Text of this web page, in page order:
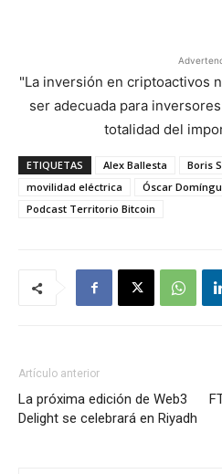
"La inversión en criptoactivos
ser adecuada para
totalidad del
ETIQUETAS Alex Ballesta Boris
movilidad eléctrica
Óscar
Podcast Territorio Bitcoin
Artículo anterior
La próxima edición de Web3
Delight se celebrará en Riyadh